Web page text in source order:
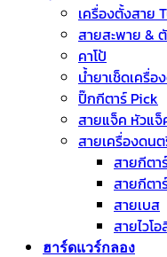
เครื่องตั้งสาย
สายสะพาย &
คาโป้
น้ำยาเช็ดเครื่อ
ปิ๊กกีตาร์ Pick
สายแจ็ค หัวแจ็
สายเครื่องดน
สายกีตา
สายกีตา
สายเบส
สายไวโ
ฮาร์ดแวร์กลอง